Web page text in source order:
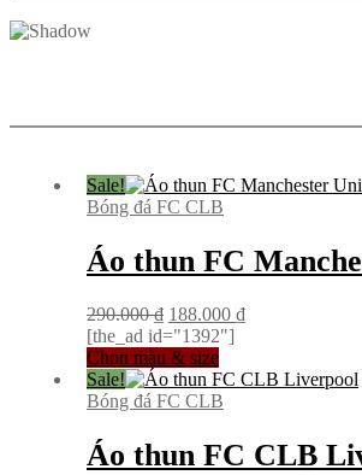
Sale!
Bóng đá FC CLB
Áo thun FC
290.000₫ Giá
gốc
là:
290.000 ₫.
188.000 ₫Giá
là:
[the_ad id="1392"]
Chọn màu & size
Sale!
Bóng đá FC CLB
Áo thun FC CLB